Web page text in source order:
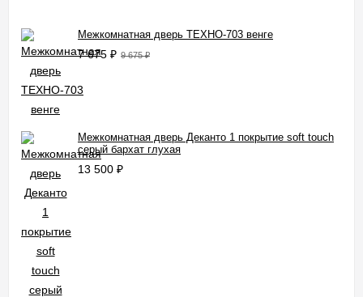
Межкомнатная дверь ТЕХНО-703 венге
7 675 ₽ 9 675₽
Межкомнатная дверь Деканто 1 покрытие soft touch
серый бархат глухая
13 500 ₽